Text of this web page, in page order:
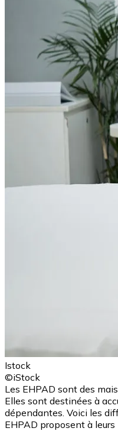
Istock
©iStock
Les EHPAD sont des
Elles sont destinées à
dépendantes. Voici les
EHPAD proposent à leurs